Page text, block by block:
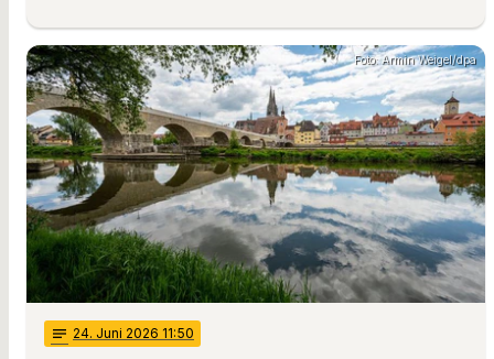
Foto: Armin Weigel/dpa
notes 24. Juni 2026 11:50